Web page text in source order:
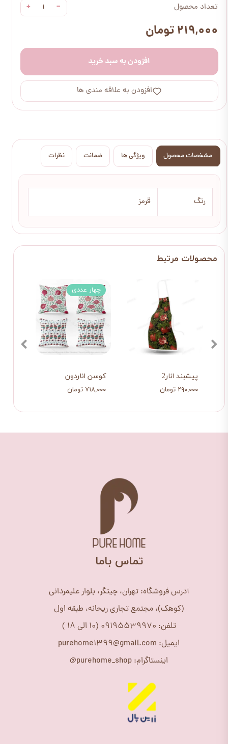
تعداد محصول −
+
۲۱۹,۰۰۰ تومان
افزودن به سبد خرید
افزودن به علاقه مندی ها
مشخصات محصول ویژگی ها ضمانت نظرات
رنگ قرمز
کوسن اناردون
۷۱۸,۰۰۰ تومان
چهار عددی
پیشبند انار2
۲۹۰,۰۰۰ تومان
​تماس باما
آدرس فروشگاه: تهران، چیتگر، بلوار علیمردانی
(کوهک)، مجتمع تجاری ریحانه، طبقه اول
تلفن: 09195539970 (10 الی 18 )
ایمیل: purehome1399@gmail.com
اینستاگرام: purehome_shop@